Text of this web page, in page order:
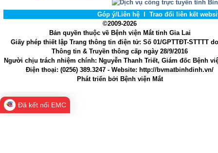
Góp ý/Liên hệ
Trao đổi liên kết
©2009-2026
Bản quyền thuộc về Bệnh viện Mắt tỉnh Gia Lai
Giấy phép thiết lập Trang thông tin điện tử: Số 01/GPTTĐT-STTTT
Thông tin & Truyền thông cấp ngày 28/9/2016
Người chịu trách nhiệm chính: Nguyễn Thanh Triết, Giám đốc Bệnh
Điện thoại:(0256) 389.3247- Website: http://bvmatbinhdinh.vn/
Phát triển bởi Bệnh viện Mắt
Đã kết nối EMC